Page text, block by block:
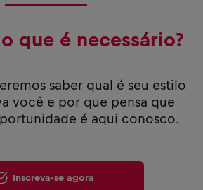
que é necessário?
saber qual é seu estilo
você e por que pensa que
é aqui conosco.
Inscreva-se agora